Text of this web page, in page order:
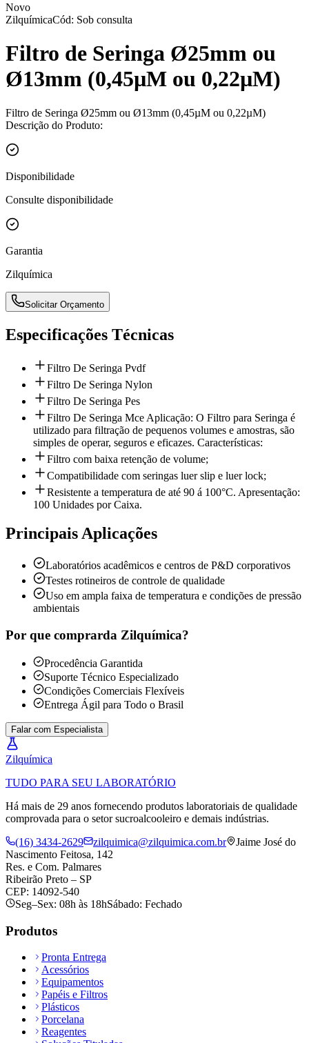
Novo
ZilquímicaCód: Sob consulta
Filtro de Seringa Ø25mm ou
Ø13mm (0,45µM ou 0,22µM)
Filtro de Seringa Ø25mm ou Ø13mm (0,45µM ou 0,22µM)
Descrição do Produto:
Disponibilidade
Consulte disponibilidade
Garantia
Zilquímica
Solicitar Orçamento
Especificações Técnicas
Filtro De Seringa Pvdf
Filtro De Seringa Nylon
Filtro De Seringa Pes
Filtro De Seringa Mce Aplicação: O Filtro para Seringa é
utilizado para filtração de pequenos volumes e amostras, são
simples de operar, seguros e eficazes. Características:
Filtro com baixa retenção de volume;
Compatibilidade com seringas luer slip e luer lock;
Resistente a temperatura de até 90 á 100°C. Apresentação:
100 Unidades por Caixa.
Principais Aplicações
Laboratórios acadêmicos e centros de P&D corporativos
Testes rotineiros de controle de qualidade
Uso em ampla faixa de temperatura e condições de pressão
ambientais
Por que comprarda Zilquímica?
Procedência Garantida
Suporte Técnico Especializado
Condições Comerciais Flexíveis
Entrega Ágil para Todo o Brasil
Falar com Especialista
Zilquímica
TUDO PARA SEU LABORATÓRIO
Há mais de 29 anos fornecendo produtos laboratoriais de qualidade
comprovada para o setor sucroalcooleiro e demais indústrias.
(16) 3434-2629
zilquimica@zilquimica.com.br
Jaime José do
Nascimento Feitosa, 142
Res. e Com. Palmares
Ribeirão Preto – SP
CEP: 14092-540
Seg–Sex: 08h às 18hSábado: Fechado
Produtos
Pronta Entrega
Acessórios
Equipamentos
Papéis e Filtros
Plásticos
Porcelana
Reagentes